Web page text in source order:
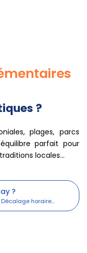
?
plages, parcs
parfait pour
locales...
?